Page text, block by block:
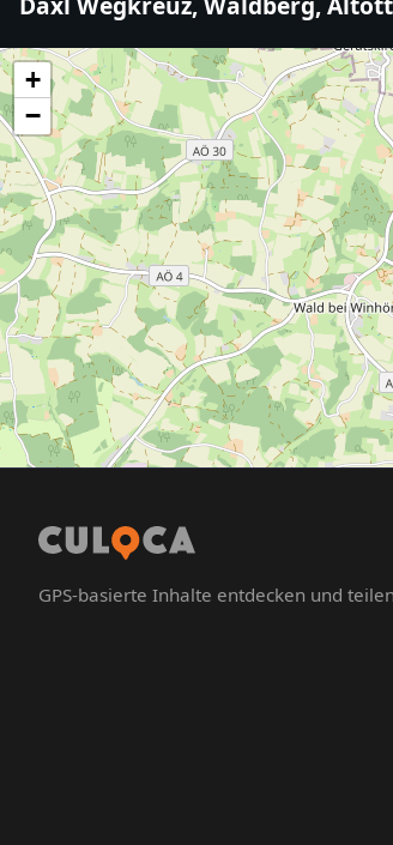
+
−
GPS-basierte Inhalte entdecken und